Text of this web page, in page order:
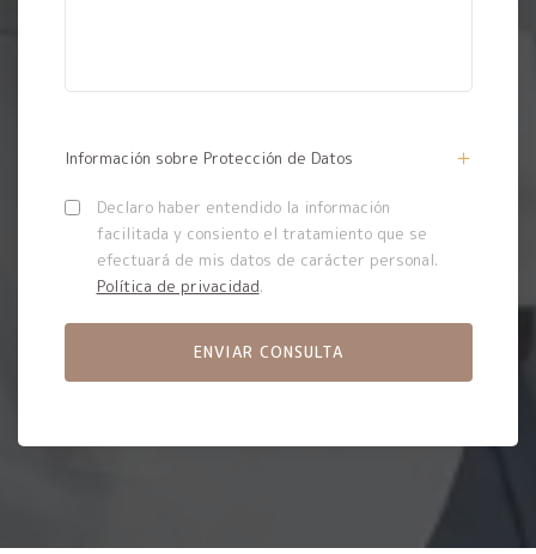
Información sobre Protección de Datos
Declaro haber entendido la información
facilitada y consiento el tratamiento que se
efectuará de mis datos de carácter personal.
Política de privacidad.